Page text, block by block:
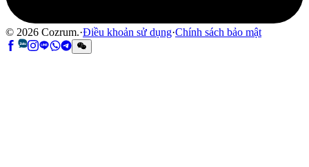
© 2026 Cozrum.·Điều khoản sử dụng·Chính sách bảo mật